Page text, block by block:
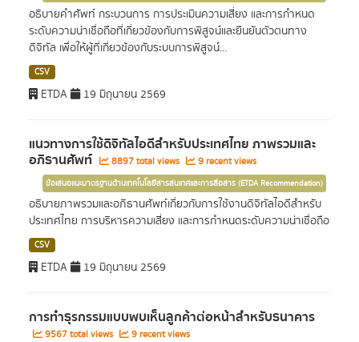
อธิบายคำศัพท์ กระบวนการ การประเมินความเสี่ยง และการกำหนด
ระดับความน่าเชื่อถือที่เกี่ยวข้องกับการพิสูจน์และยืนยันตัวตนทาง
ดิจิทัล เพื่อให้ผู้ที่เกี่ยวข้องกับระบบการพิสูจน์...
CSV
ETDA 19 มิถุนายน 2569
แนวทางการใช้ดิจิทัลไอดีสำหรับประเทศไทย ภาพรวมและ
อภิธานศัพท์ 8897 total views 9 recent views
ข้อเสนอแนะมาตรฐานด้านเทคโนโลยีสารสนเทศและการสื่อสาร (ETDA Recommendation)
อธิบายภาพรวมและอภิธานศัพท์เกี่ยวกับการใช้งานดิจิทัลไอดีสำหรับ
ประเทศไทย การบริหารความเสี่ยง และการกำหนดระดับความน่าเชื่อถือ
CSV
ETDA 19 มิถุนายน 2569
การทำธุรกรรมแบบพบเห็นลูกค้าต่อหน้าสำหรับธนาคาร
9567 total views 9 recent views